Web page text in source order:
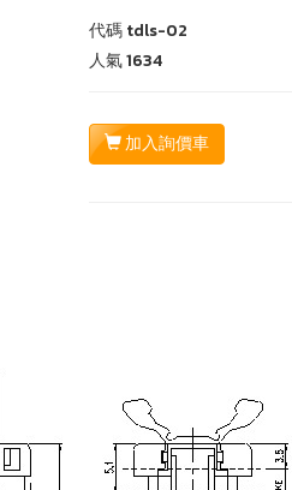
代碼tdls-02
人氣1634
加入詢價車